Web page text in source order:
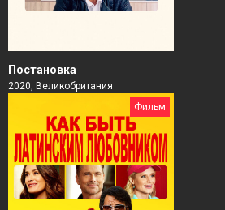
Постановка
2020, Великобритания
Фильм